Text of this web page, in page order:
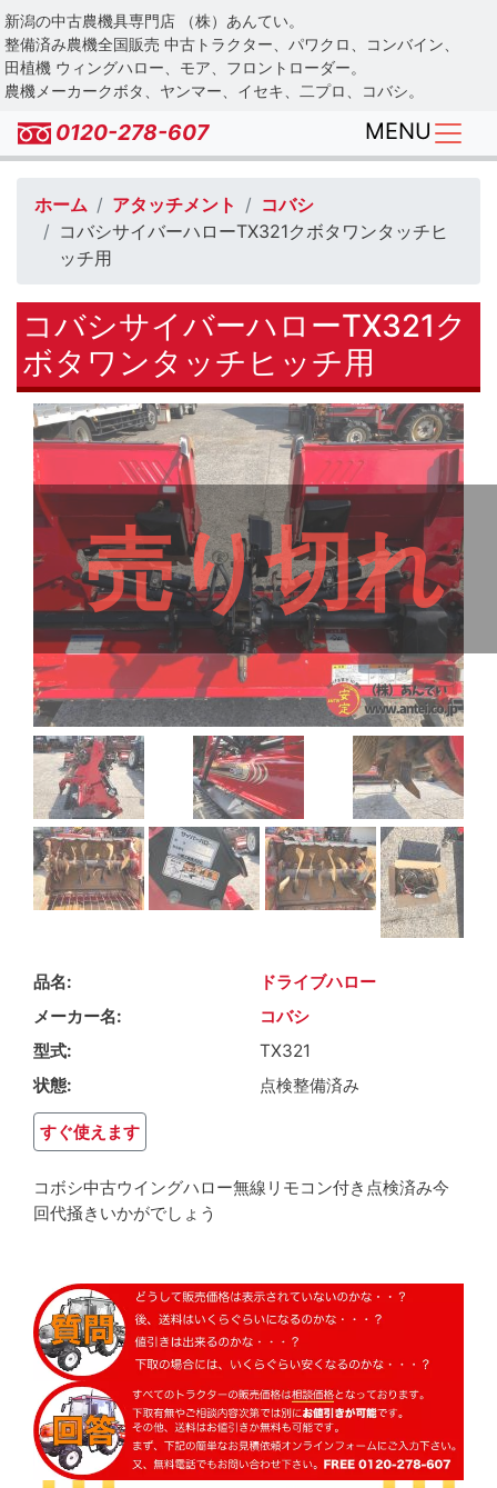
Skip
to
main
content
新潟の中古農機具専門店 （株）あんてい。
整備済み農機全国販売 中古トラクター、パワクロ、コンバイン、
田植機 ウィングハロー、モア、フロントローダー。
農機メーカークボタ、ヤンマー、イセキ、二プロ、コバシ。
0120-278-607 MENU
ホーム アタッチメント
コバシ
コバシサイバーハローTX321クボタワンタッチヒ
ッチ用
コバシサイバーハローTX321ク
ボタワンタッチヒッチ用
売り切れ
品名
ドライブハロー
メーカー名
コバシ
型式
TX321
状態
点検整備済み
すぐ使えます
コボシ中古ウイングハロー無線リモコン付き点検済み今
回代掻きいかがでしょう